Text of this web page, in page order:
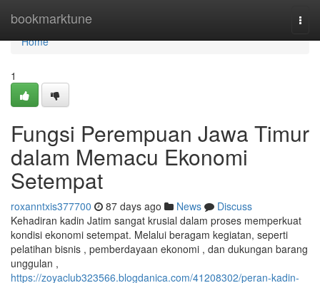
bookmarktune
Home
Home
1
Fungsi Perempuan Jawa Timur
dalam Memacu Ekonomi
Setempat
roxanntxis377700 87 days ago News
Discuss
Kehadiran kadin Jatim sangat krusial dalam proses memperkuat
kondisi ekonomi setempat. Melalui beragam kegiatan, seperti
pelatihan bisnis , pemberdayaan ekonomi , dan dukungan barang
unggulan ,
https://zoyaclub323566.blogdanica.com/41208302/peran-kadin-